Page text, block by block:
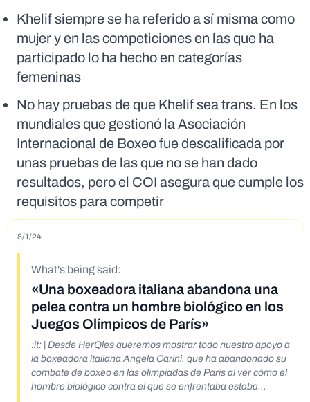
Khelif siempre se ha referido a sí misma como
mujer y en las competiciones en las que ha
participado lo ha hecho en categorías
femeninas
No hay pruebas de que Khelif sea trans. En los
mundiales que gestionó la Asociación
Internacional de Boxeo fue descalificada por
unas pruebas de las que no se han dado
resultados, pero el COI asegura que cumple los
requisitos para competir
8/1/24
What's being said:
«Una boxeadora italiana abandona una
pelea contra un hombre biológico en los
Juegos Olímpicos de París»
:it: | Desde HerQles queremos mostrar todo nuestro apoyo a
la boxeadora italiana Angela Carini, que ha abandonado su
combate de boxeo en las olimpiadas de Paris al ver cómo el
hombre biológico contra el que se enfrentaba estaba